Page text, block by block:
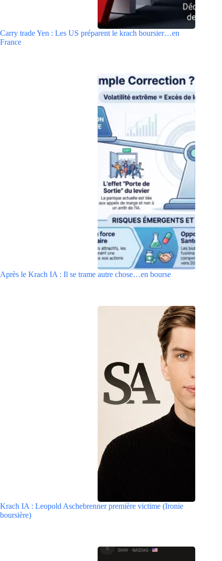
Carry trade Yen : Les US préparent le krach boursier…en
France
Après le Krach IA : Il se trame autre chose…en bourse
Krach IA : Leopold Aschebrenner première victime (Ironie
boursière)